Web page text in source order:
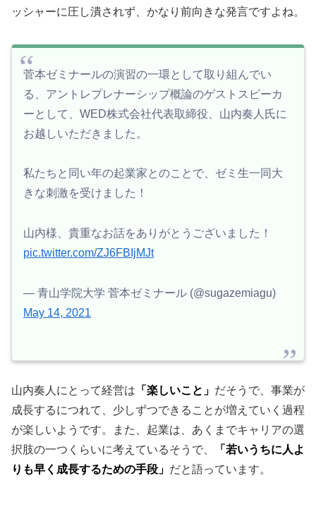
ッシャーに圧し潰されず、かなり前向きな発言ですよね。
菅本ゼミナールの演習の一環として取り組んでい
る、アントレプレナーシップ概論のゲストスピーカ
ーとして、WED株式会社代表取締役、山内奏人氏に
お越しいただきました。
私たちと同い年の起業家とのことで、ゼミ生一同大
きな刺激を受けました！
山内様、貴重なお話をありがとうございました！
pic.twitter.com/ZJ6FBIjMJt
— 青山学院大学 菅本ゼミナール (@sugazemiagu)
May 14, 2021
山内奏人にとって経営は 「楽しいこと」 だそうで、事業が
成長するにつれて、少しずつできることが増えていく過程
が楽しいようです。また、起業は、あくまでキャリアの選
択肢の一つくらいに考えているそうで、
「若いうちに人よ
りも早く成長するための手段」 だと語っています。